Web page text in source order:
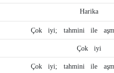
Harika
Çok iyi; tahmini ile
Çok iyi
Çok iyi; tahmini ile